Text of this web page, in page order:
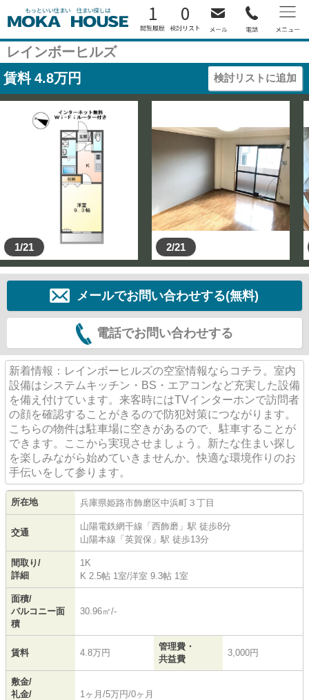
1 0
レインボーヒルズ
賃料 4.8万円 検討リストに追加
1/21 2/21
メールでお問い合わせする(無料)
電話でお問い合わせする
新着情報：レインボーヒルズの空室情報ならコチラ。室内
設備はシステムキッチン・BS・エアコンなど充実した設備
を備え付けています。来客時にはTVインターホンで訪問者
の顔を確認することがきるので防犯対策につながります。
こちらの物件は駐車場に空きがあるので、駐車することが
できます。ここから実現させましょう。新たな住まい探し
を楽しみながら始めていきませんか。快適な環境作りのお
手伝いをして参ります。
所在地 兵庫県姫路市飾磨区中浜町 ３丁目
交通
山陽電鉄網干線 「西飾磨 」駅 徒歩8分
山陽本線 「英賀保 」駅 徒歩13分
間取り/
詳細
1K
K 2.5帖 1室/洋室 9.3帖 1室
面積/
バルコニー面
積
30.96㎡/-
賃料 4.8万円
管理費・
共益費
3,000円
敷金/
礼金/
1ヶ月/5万円/0ヶ月